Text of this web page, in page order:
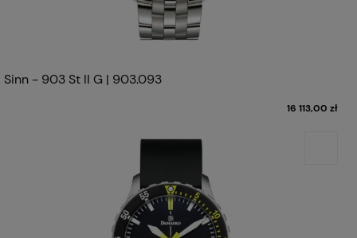
Sinn - 903 St II G | 903.093
16 113,00 zł